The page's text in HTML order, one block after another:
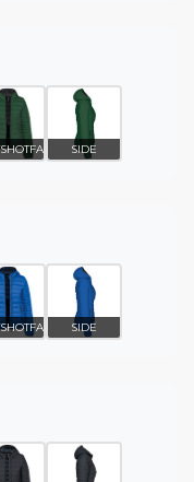
SIDE
SIDE